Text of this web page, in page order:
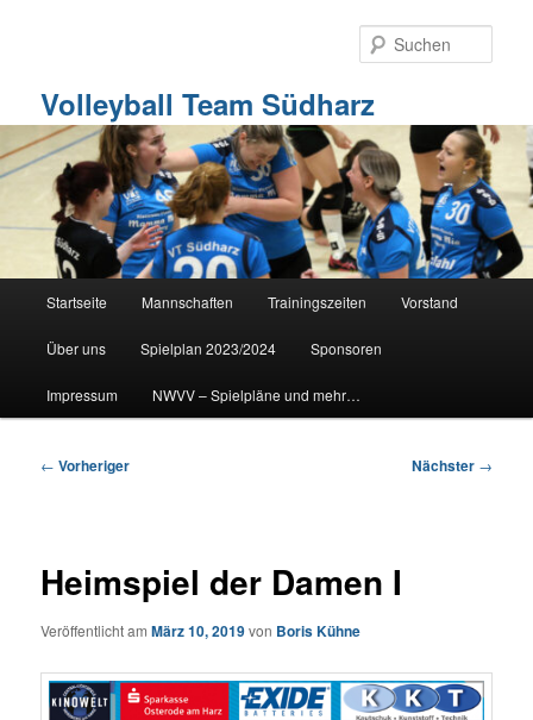
Volleyball Team Südharz
Startseite Mannschaften Trainingszeiten Vorstand
Über uns Spielplan 2023/2024 Sponsoren
Impressum NWVV – Spielpläne und mehr…
Beitragsnavigation
← Vorheriger Nächster →
Heimspiel der Damen I
Veröffentlicht amMärz 10, 2019von Boris Kühne